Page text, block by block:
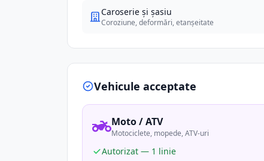
Caroserie și șasiu
Coroziune, deformări, etanșeitate
Vehicule acceptate
Moto / ATV
Motociclete, mopede, ATV-uri
Autorizat — 1 linie